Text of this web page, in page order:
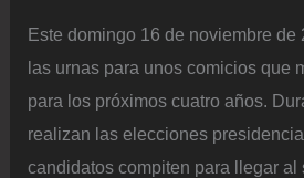
Este domingo 16 de noviembre de
las urnas para unos comicios que
para los próximos cuatro años.
realizan las elecciones
candidatos compiten para llegar al